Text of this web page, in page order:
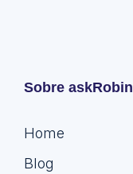
Sobre askRobin
Home
Blog